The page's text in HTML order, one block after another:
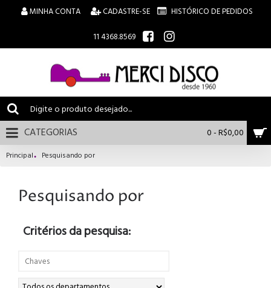
MINHA CONTA CADASTRE-SE
HISTÓRICO DE PEDIDOS
11 4368.8569
0 - R$0,00
CATEGORIAS
Principal Pesquisando por
Pesquisando por
Critérios da pesquisa: